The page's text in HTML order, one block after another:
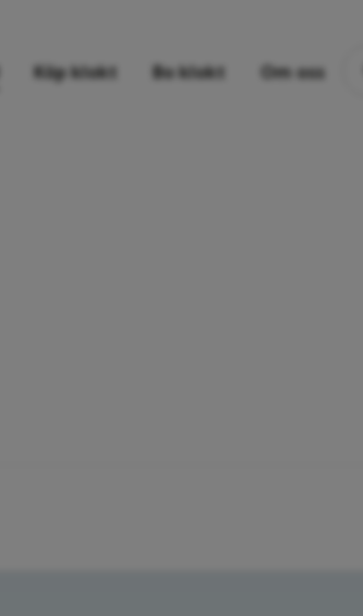
Om oss
Bo klokt
Köp klokt